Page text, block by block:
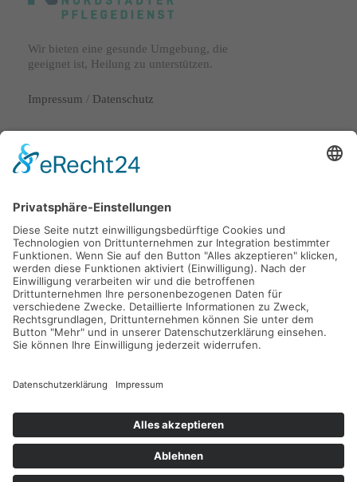
Wir bieten eine gesunde Umgebung, die
geeignet ist, Heilung zu unterstützen.
Impressum / Datenschutz
Lange Laube 29
30159 Hannover
info@nordstaedter-pflegedienst.de
0511 53072720